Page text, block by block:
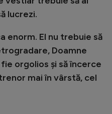
lucrezi.
enorm. El nu trebuie să
Doamne
orgolios și să încerce
mai în vârstă, cel